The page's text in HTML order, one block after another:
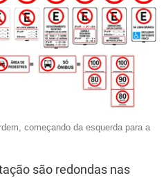
começando da esquerda para a
são redondas nas